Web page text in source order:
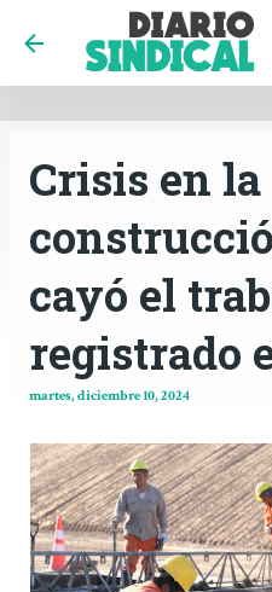
INICIO CÓRDOBA
Ir al
Crisis en la
cayó el
registrado
martes, diciembre 10, 2024